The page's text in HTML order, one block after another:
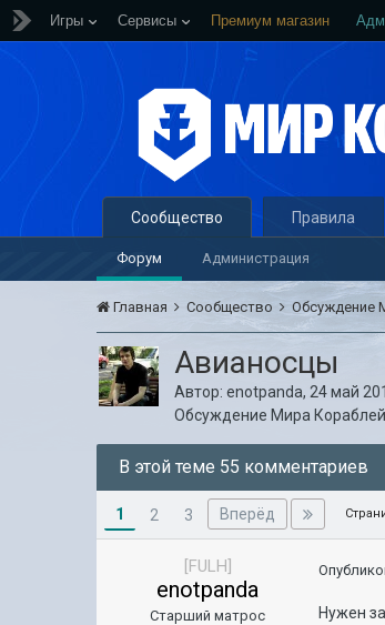
Игры Сервисы Премиум магазин
Сообщество
Форум Администрация
Правила
Главная Сообщество Обсуждение
Авианосцы
Автор:enotpanda, 24 май
Обсуждение Мира Кораблей
В этой теме 55 комментариев
1 2 3 Вперёд
[FULH]
enotpanda
Старший матрос
Нужен